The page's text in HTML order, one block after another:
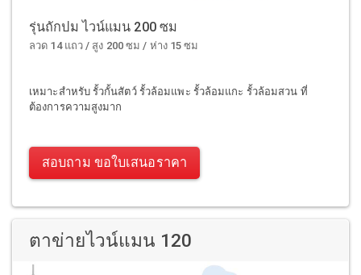
รุ่นถักปม ไวน์แมน 200 ซม
ลวด 14 แถว / สูง 200 ซม / ห่าง 15 ซม
เหมาะสำหรับ รั้วกั้นสัตว์ รั้วล้อมแพะ รั้วล้อมแกะ รั้วล้อมสวน ที่
ต้องการความสูงมาก
สอบถาม ขอใบเสนอราคา
ตาข่ายไวน์แมน 120